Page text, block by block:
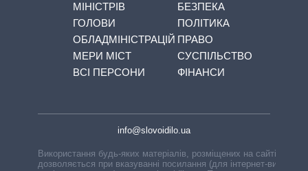
МІНІСТРІВ
ГОЛОВИ
ОБЛАДМІНІСТРАЦІЙ
МЕРИ МІСТ
ВСІ ПЕРСОНИ
БЕЗПЕКА
ПОЛІТИКА
ПРАВО
СУСПІЛЬСТВО
ФІНАНСИ
info@slovoidilo.ua
Використання будь-яких матеріалів, розміщених на сайті,
дозволяється при вказуванні посилання (для інтернет-видань